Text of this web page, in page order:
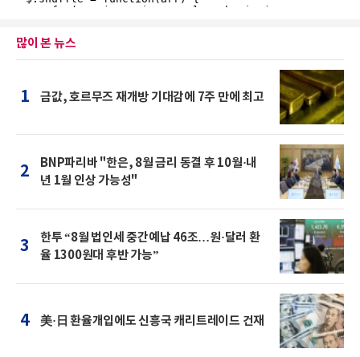
많이 본 뉴스
1 금값, 호르무즈 재개방 기대감에 7주 만에 최고
2
BNP파리바 "한은, 8월 금리 동결 후 10월·내
년 1월 인상 가능성"
3
한투 “8월 법인세 중간예납 46조…원·달러 환
율 1300원대 후반 가능”
4 美·日 환율개입에도 신흥국 캐리트레이드 건재